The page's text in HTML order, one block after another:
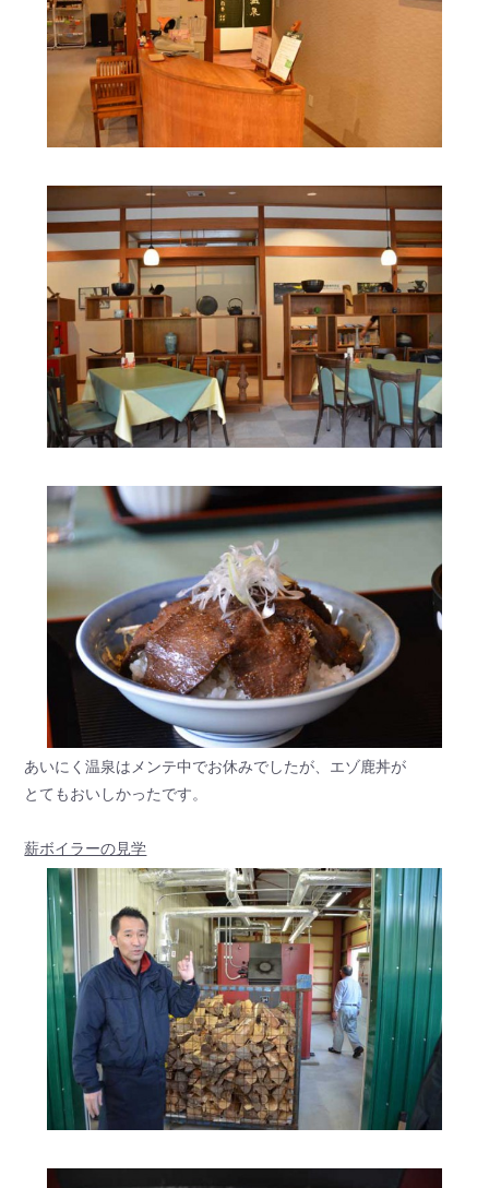
あいにく温泉はメンテ中でお休みでしたが、エゾ鹿丼が
とてもおいしかったです。
薪ボイラーの見学